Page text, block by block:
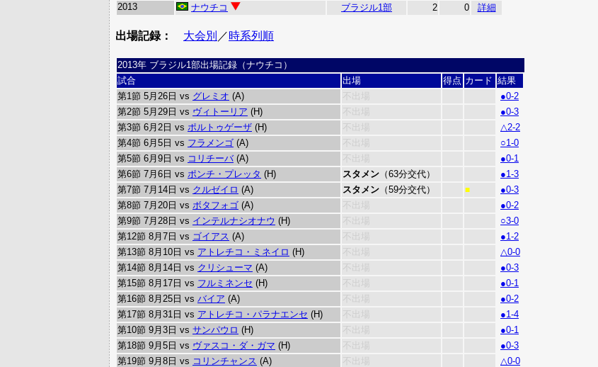
2013
ナウチコ ブラジル1部 2 0 詳細
出場記録： 大会別 ／時系列順
2013年 ブラジル1部出場記録（ナウチコ）
試合
出場 得点 カード 結果
第1節 5月26日 vs グレミオ (A) 不出場
●0-2
第2節 5月29日 vs ヴィトーリア (H) 不出場
●0-3
第3節 6月2日 vs ポルトゥゲーザ (H) 不出場
△2-2
第4節 6月5日 vs フラメンゴ (A) 不出場
○1-0
第5節 6月9日 vs コリチーバ(A) 不出場
●0-1
第6節 7月6日 vs ポンチ・プレッタ (H) スタメン （63分交代）
●1-3
第7節 7月14日 vs クルゼイロ (A) スタメン （59分交代） ■
●0-3
第8節 7月20日 vs ボタフォゴ (A) 不出場
●0-2
第9節 7月28日 vs インテルナシオナウ (H) 不出場
○3-0
第12節 8月7日 vs ゴイアス (A) 不出場
●1-2
第13節 8月10日 vs アトレチコ・ミネイロ (H) 不出場
△0-0
第14節 8月14日 vs クリシューマ (A) 不出場
●0-3
第15節 8月17日 vs フルミネンセ (H) 不出場
●0-1
第16節 8月25日 vs バイア (A) 不出場
●0-2
第17節 8月31日 vs アトレチコ・パラナエンセ (H) 不出場
●1-4
第10節 9月3日 vs サンパウロ (H) 不出場
●0-1
第18節 9月5日 vs ヴァスコ・ダ・ガマ (H) 不出場
●0-3
第19節 9月8日 vs コリンチャンス (A) 不出場
△0-0